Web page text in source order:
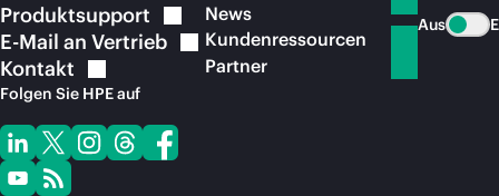
Produktsupport
E-Mail an Vertrieb
Kontakt
Folgen Sie HPE auf
News
Kundenressourcen
Partner
Aus